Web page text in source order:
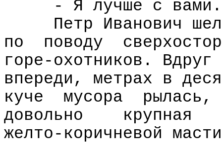
- Я лучше с
Петр Иванович шел
по
поводу
горе-охотников.
впереди, метрах в
куче
мусора
рылась,
довольно
крупная
желто-коричневой